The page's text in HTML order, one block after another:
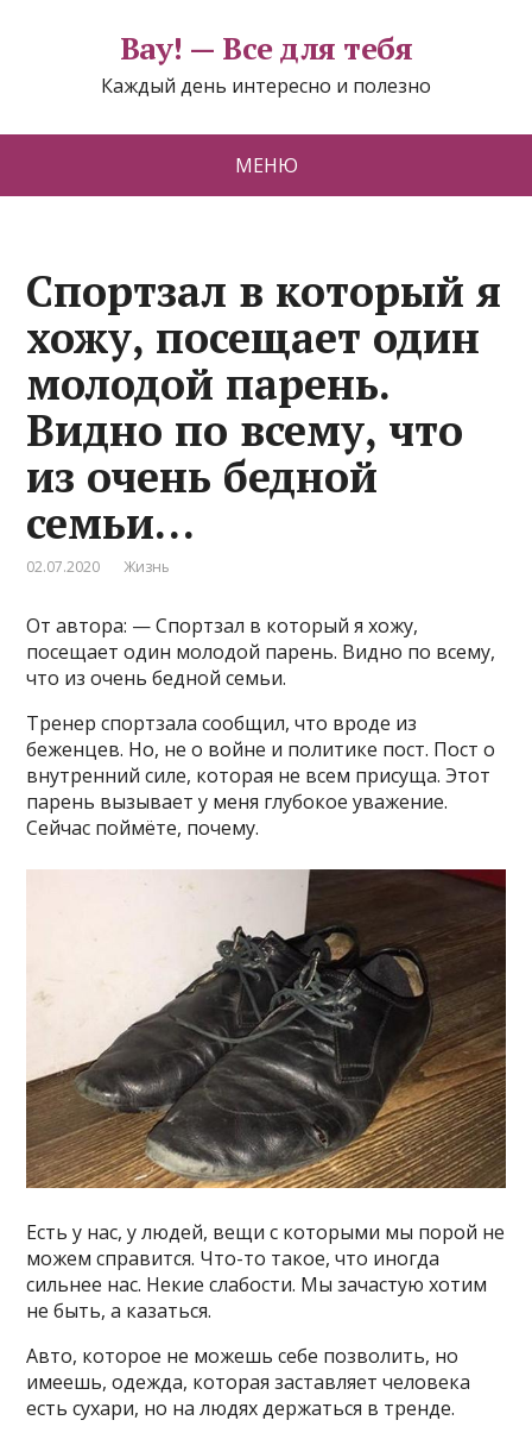
Вау! — Все для тебя
Каждый день интересно и полезно
МЕНЮ
Спортзал в который я
хожу, посещает один
молодой парень.
Видно по всему, что
из очень бедной
семьи…
02.07.2020 Жизнь
От автора: — Спортзал в который я хожу,
посещает один молодой парень. Видно по всему,
что из очень бедной семьи.
Тренер спортзала сообщил, что вроде из
беженцев. Но, не о войне и политике пост. Пост о
внутренний силе, которая не всем присуща. Этот
парень вызывает у меня глубокое уважение.
Сейчас поймёте, почему.
Есть у нас, у людей, вещи с которыми мы порой не
можем справится. Что-то такое, что иногда
сильнее нас. Некие слабости. Мы зачастую хотим
не быть, а казаться.
Авто, которое не можешь себе позволить, но
имеешь, одежда, которая заставляет человека
есть сухари, но на людях держаться в тренде.